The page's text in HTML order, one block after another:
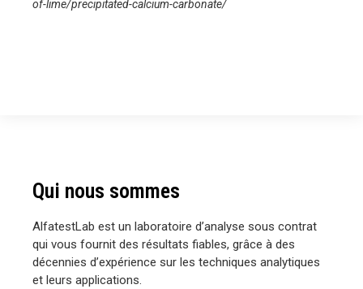
of-lime/precipitated-calcium-carbonate/
Qui nous sommes
AlfatestLab est un laboratoire d’analyse sous contrat
qui vous fournit des résultats fiables, grâce à des
décennies d’expérience sur les techniques analytiques
et leurs applications.